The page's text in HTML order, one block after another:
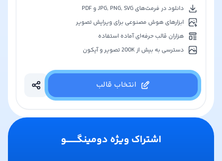
دانلود در فرمت‌های JPG, PNG, SVG و PDF
ابزارهای هوش مصنوعی برای ویرایش تصویر
هزاران قالب حرفه‌ای آماده استفاده
دسترسی به بیش از 200K تصویر و آیکون
انتخاب قالب
اشتراک ویژه دومینگـــــــو